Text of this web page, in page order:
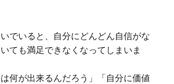
でいると、自分にどんどん自信がな
ても満足できなくなってしまいま
何が出来るんだろう」「自分に価値